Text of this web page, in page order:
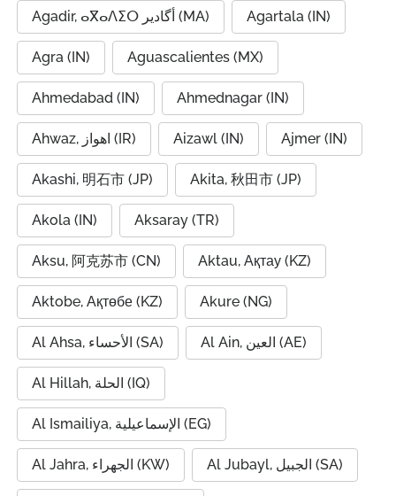
Agadir, ⴰⴳⴰⴷⵉⵔ أگادیر (MA) Agartala (IN)
Agra (IN) Aguascalientes (MX)
Ahmedabad (IN) Ahmednagar (IN)
Ahwaz, اهواز (IR) Aizawl (IN) Ajmer (IN)
Akashi, 明石市 (JP) Akita, 秋田市 (JP)
Akola (IN) Aksaray (TR)
Aksu, 阿克苏市 (CN) Aktau, Ақтау (KZ)
Aktobe, Ақтөбе (KZ) Akure (NG)
Al Ahsa, الأحساء (SA) Al Ain, العين (AE)
Al Hillah, الحلة (IQ)
Al Ismailiya, الإسماعيلية (EG)
Al Jahra, الجهراء (KW) Al Jubayl, الجبيل (SA)